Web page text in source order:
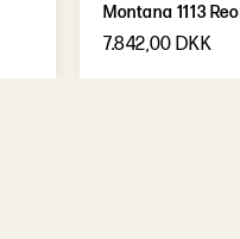
Montana 1113 Reol
7.842,00 DKK